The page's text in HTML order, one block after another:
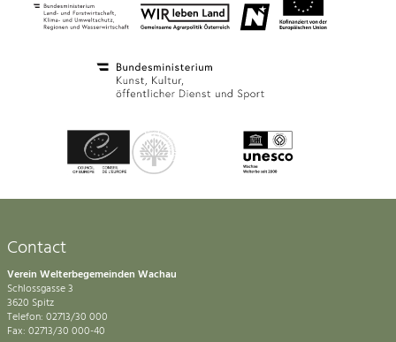
Contact
Verein Welterbegemeinden Wachau
Schlossgasse 3
3620 Spitz
Telefon: 02713/30 000
Fax: 02713/30 000-40